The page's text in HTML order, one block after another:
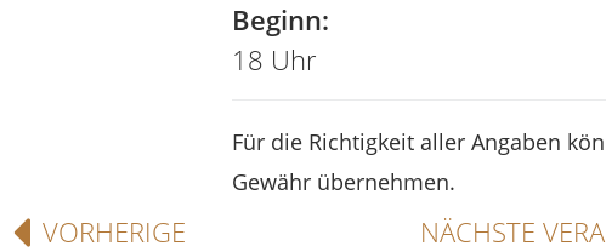
Beginn:
18 Uhr
Für die Richtigkeit aller Angaben
Gewähr übernehmen.
VORHERIGE
NÄCHSTE